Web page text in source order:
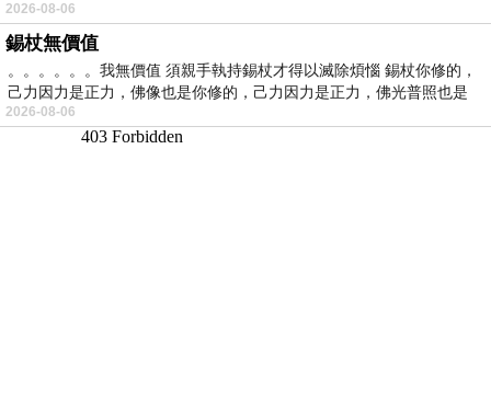
2026-08-06
錫杖無價值
。。。。。。我無價值 須親手執持錫杖才得以滅除煩惱 錫杖你修的，
己力因力是正力，佛像也是你修的，己力因力是正力，佛光普照也是
2026-08-06